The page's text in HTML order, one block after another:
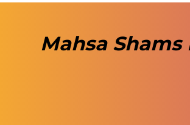
Mahsa Shams